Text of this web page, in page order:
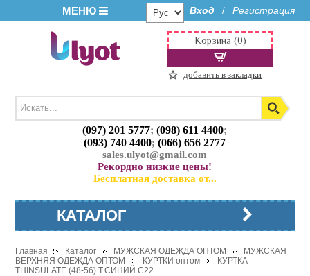
МЕНЮ Вход / Регистрация
(097) 201 5777;(098) 611 4400;
(093) 740 4400;(066) 656 2777
sales.ulyot@gmail.com
Рекордно низкие цены!
Бесплатная доставка от...
Корзина (0)
добавить в закладки
КАТАЛОГ
Главная Каталог МУЖСКАЯ ОДЕЖДА ОПТОМ
МУЖСКАЯ
ВЕРХНЯЯ ОДЕЖДА ОПТОМ
КУРТКИ оптом
КУРТКА
THINSULATE (48-56) Т.СИНИЙ C22